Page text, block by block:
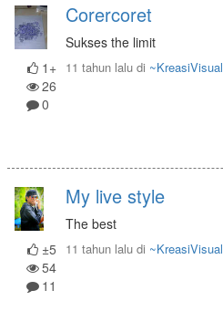
1+
26
0
Corercoret
Sukses the limit
11 tahun laludi ~KreasiVisual
±5
54
11
My live style
The best
11 tahun laludi ~KreasiVisual